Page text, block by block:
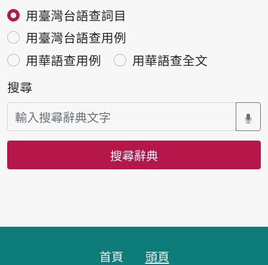
用臺灣台語查詞目
用臺灣台語查用例
用華語查用例
用華語查全文
搜尋
搜尋辭典
首頁 頭頁